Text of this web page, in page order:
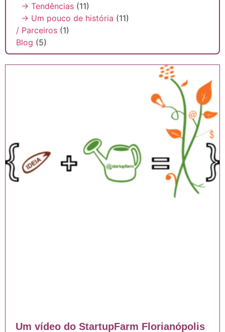
Um vídeo do StartupFarm Florianópolis
→ Tendências (11)
→ Um pouco de história (11)
/ Parceiros (1)
Blog (5)